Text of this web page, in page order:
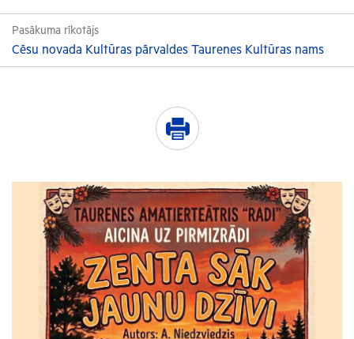
Pasākuma rīkotājs
Cēsu novada Kultūras pārvaldes Taurenes Kultūras nams